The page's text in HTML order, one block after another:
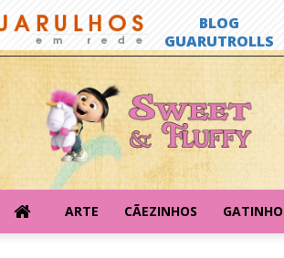
Sweet
&
Fluffy
ARTE CÃEZINHOS